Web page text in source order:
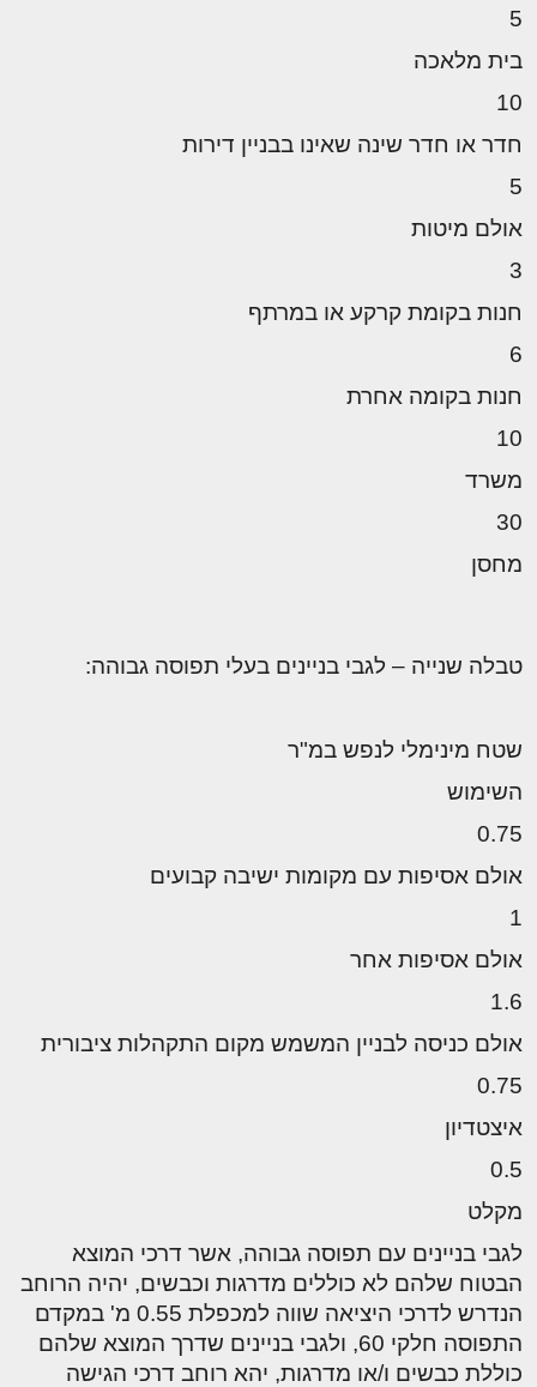
5
בית מלאכה
10
חדר או חדר שינה שאינו בבניין דירות
5
אולם מיטות
3
חנות בקומת קרקע או במרתף
6
חנות בקומה אחרת
10
משרד
30
מחסן
טבלה שנייה – לגבי בניינים בעלי תפוסה גבוהה:
שטח מינימלי לנפש במ"ר
השימוש
0.75
אולם אסיפות עם מקומות ישיבה קבועים
1
אולם אסיפות אחר
1.6
אולם כניסה לבניין המשמש מקום התקהלות ציבורית
0.75
איצטדיון
0.5
מקלט
לגבי בניינים עם תפוסה גבוהה, אשר דרכי המוצא
הבטוח שלהם לא כוללים מדרגות וכבשים, יהיה הרוחב
הנדרש לדרכי היציאה שווה למכפלת 0.55 מ' במקדם
התפוסה חלקי 60, ולגבי בניינים שדרך המוצא שלהם
כוללת כבשים ו/או מדרגות, יהא רוחב דרכי הגישה